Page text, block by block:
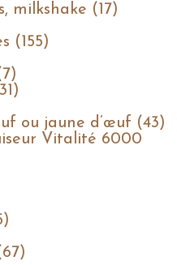
milkshake (17)
(155)
ou jaune d’œuf (43)
Vitalité 6000